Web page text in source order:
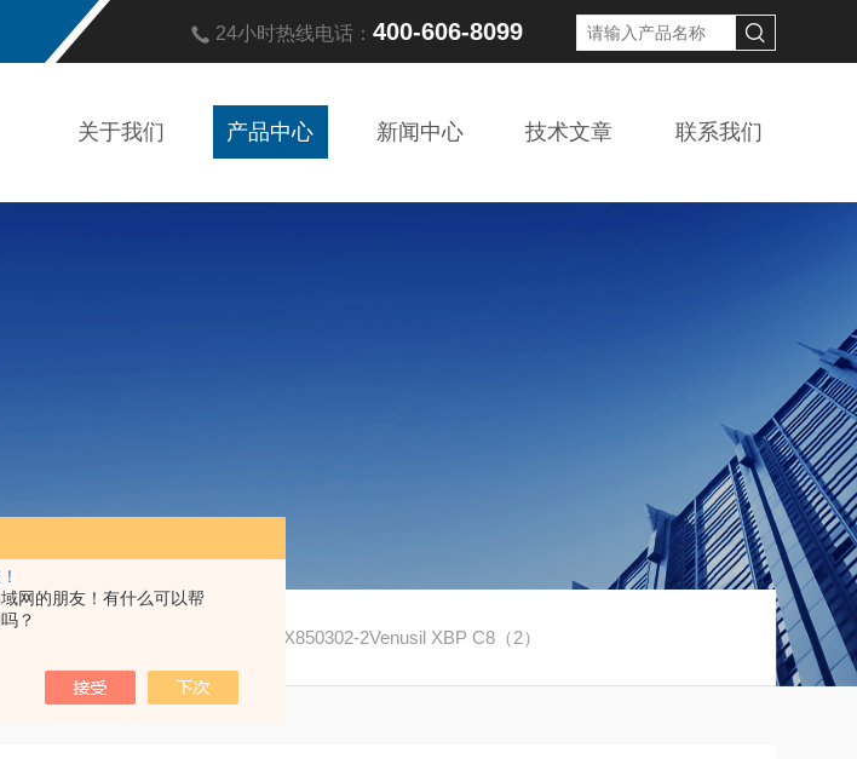
网的朋友！有什么可以帮
？
24小时热线电话： 400-606-8099
关于我们 产品中心 新闻中心 技术文章 联系我们
/ VX850302-2Venusil XBP C8（2）